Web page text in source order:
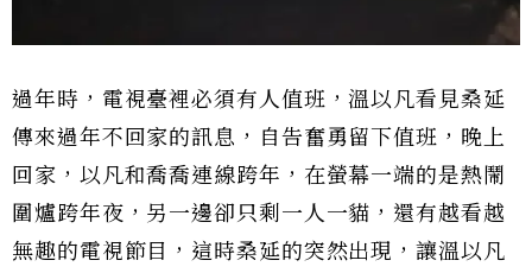
過年時，電視臺裡必須有人值班，溫以凡看見桑延
傳來過年不回家的訊息，自告奮勇留下值班，晚上
回家，以凡和喬喬連線跨年，在螢幕一端的是熱鬧
圍爐跨年夜，另一邊卻只剩一人一貓，還有越看越
無趣的電視節目，這時桑延的突然出現，讓溫以凡